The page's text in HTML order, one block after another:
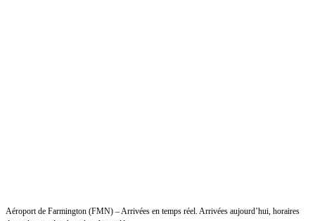
Aéroport de Farmington (FMN) – Arrivées en temps réel. Arrivées aujourd’hui, horaires